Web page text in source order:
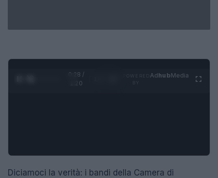
0:29 /
1:20
AdhubMedia
Diciamoci la verità: i bandi della Camera di